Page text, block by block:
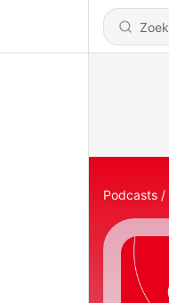
Podcasts